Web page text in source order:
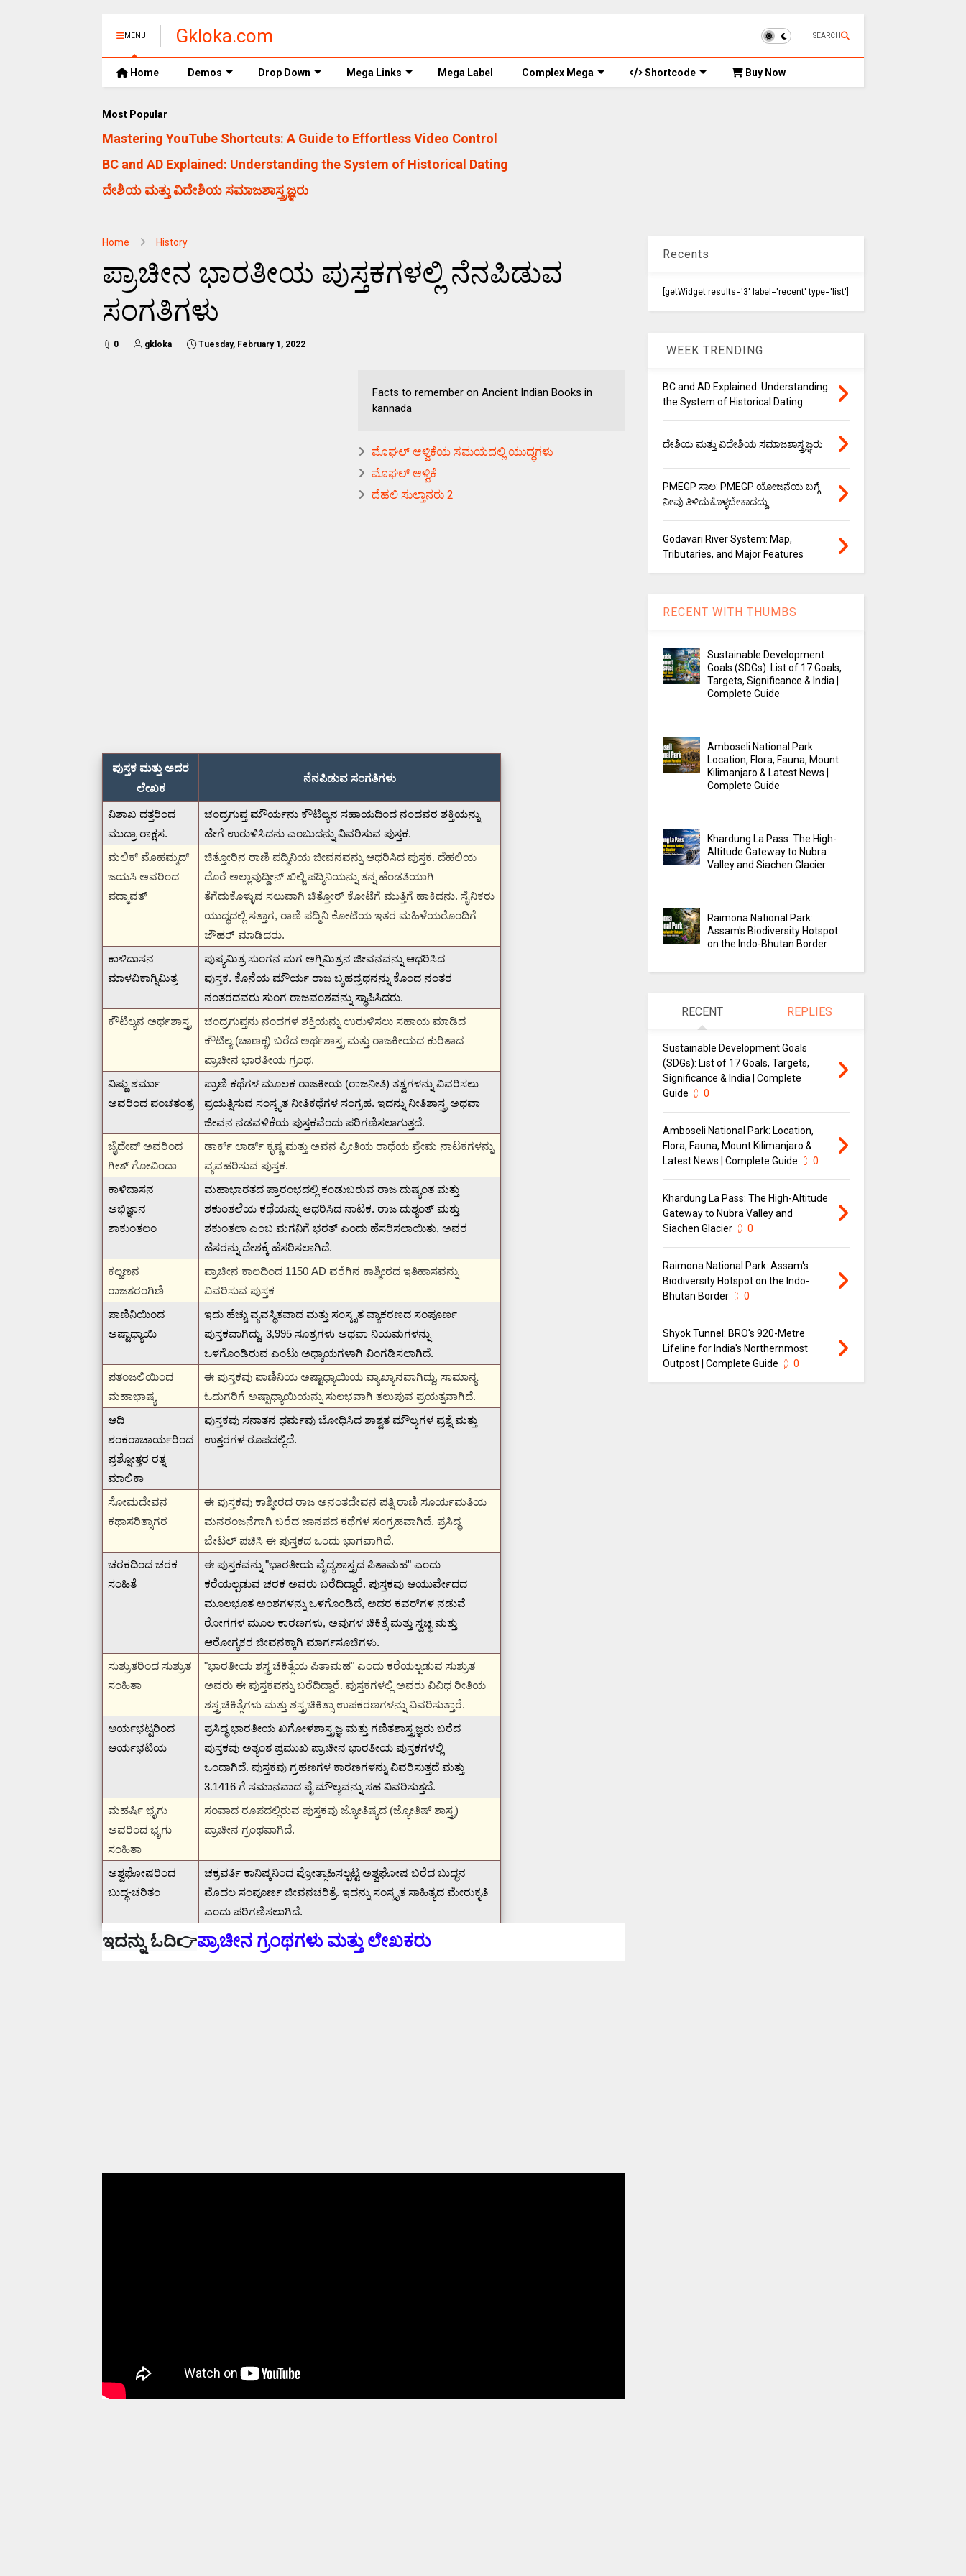
MENU Gkloka.com SEARCH
Home Demos Drop Down Mega Links Mega Label Complex Mega Shortcode Buy Now
Most Popular
Mastering YouTube Shortcuts: A Guide to Effortless Video Control
BC and AD Explained: Understanding the System of Historical Dating
ದೇಶಿಯ ಮತ್ತು ವಿದೇಶಿಯ ಸಮಾಜಶಾಸ್ತ್ರಜ್ಞರು
Home History
ಪ್ರಾಚೀನ ಭಾರತೀಯ ಪುಸ್ತಕಗಳಲ್ಲಿ ನೆನಪಿಡುವ
ಸಂಗತಿಗಳು
0 gkloka Tuesday, February 1, 2022
Facts to remember on Ancient Indian Books in
kannada
ಮೊಘಲ್ ಆಳ್ವಿಕೆಯ ಸಮಯದಲ್ಲಿ ಯುದ್ಧಗಳು
ಮೊಘಲ್ ಆಳ್ವಿಕೆ
ದೆಹಲಿ ಸುಲ್ತಾನರು 2
ಪುಸ್ತಕ ಮತ್ತು ಅದರ
ಲೇಖಕ
ನೆನಪಿಡುವ ಸಂಗತಿಗಳು
ವಿಶಾಖ ದತ್ತರಿಂದ
ಮುದ್ರಾ ರಾಕ್ಷಸ.
ಚಂದ್ರಗುಪ್ತ ಮೌರ್ಯನು ಕೌಟಿಲ್ಯನ ಸಹಾಯದಿಂದ ನಂದವರ ಶಕ್ತಿಯನ್ನು
ಹೇಗೆ ಉರುಳಿಸಿದನು ಎಂಬುದನ್ನು ವಿವರಿಸುವ ಪುಸ್ತಕ.
ಮಲಿಕ್ ಮೊಹಮ್ಮದ್
ಜಯಸಿ ಅವರಿಂದ
ಪದ್ಮಾವತ್
ಚಿತ್ತೋರಿನ ರಾಣಿ ಪದ್ಮಿನಿಯ ಜೀವನವನ್ನು ಆಧರಿಸಿದ ಪುಸ್ತಕ. ದೆಹಲಿಯ
ದೊರೆ ಅಲ್ಲಾವುದ್ದೀನ್ ಖಿಲ್ಜಿ ಪದ್ಮಿನಿಯನ್ನು ತನ್ನ ಹೆಂಡತಿಯಾಗಿ
ತೆಗೆದುಕೊಳ್ಳುವ ಸಲುವಾಗಿ ಚಿತ್ತೋರ್ ಕೋಟೆಗೆ ಮುತ್ತಿಗೆ ಹಾಕಿದನು. ಸೈನಿಕರು
ಯುದ್ಧದಲ್ಲಿ ಸತ್ತಾಗ, ರಾಣಿ ಪದ್ಮಿನಿ ಕೋಟೆಯ ಇತರ ಮಹಿಳೆಯರೊಂದಿಗೆ
ಜೌಹರ್ ಮಾಡಿದರು.
ಕಾಳಿದಾಸನ
ಮಾಳವಿಕಾಗ್ನಿಮಿತ್ರ
ಪುಷ್ಯಮಿತ್ರ ಸುಂಗನ ಮಗ ಅಗ್ನಿಮಿತ್ರನ ಜೀವನವನ್ನು ಆಧರಿಸಿದ
ಪುಸ್ತಕ. ಕೊನೆಯ ಮೌರ್ಯ ರಾಜ ಬೃಹದ್ರಥನನ್ನು ಕೊಂದ ನಂತರ
ನಂತರದವರು ಸುಂಗ ರಾಜವಂಶವನ್ನು ಸ್ಥಾಪಿಸಿದರು.
ಕೌಟಿಲ್ಯನ ಅರ್ಥಶಾಸ್ತ್ರ
ಚಂದ್ರಗುಪ್ತನು ನಂದಗಳ ಶಕ್ತಿಯನ್ನು ಉರುಳಿಸಲು ಸಹಾಯ ಮಾಡಿದ
ಕೌಟಿಲ್ಯ (ಚಾಣಕ್ಯ) ಬರೆದ ಅರ್ಥಶಾಸ್ತ್ರ ಮತ್ತು ರಾಜಕೀಯದ ಕುರಿತಾದ
ಪ್ರಾಚೀನ ಭಾರತೀಯ ಗ್ರಂಥ.
ವಿಷ್ಣು ಶರ್ಮಾ
ಅವರಿಂದ ಪಂಚತಂತ್ರ
ಪ್ರಾಣಿ ಕಥೆಗಳ ಮೂಲಕ ರಾಜಕೀಯ (ರಾಜನೀತಿ) ತತ್ವಗಳನ್ನು ವಿವರಿಸಲು
ಪ್ರಯತ್ನಿಸುವ ಸಂಸ್ಕೃತ ನೀತಿಕಥೆಗಳ ಸಂಗ್ರಹ. ಇದನ್ನು ನೀತಿಶಾಸ್ತ್ರ ಅಥವಾ
ಜೀವನ ನಡವಳಿಕೆಯ ಪುಸ್ತಕವೆಂದು ಪರಿಗಣಿಸಲಾಗುತ್ತದೆ.
ಜೈದೇವ್ ಅವರಿಂದ
ಗೀತ್ ಗೋವಿಂದಾ
ಡಾರ್ಕ್ ಲಾರ್ಡ್ ಕೃಷ್ಣ ಮತ್ತು ಅವನ ಪ್ರೀತಿಯ ರಾಧೆಯ ಪ್ರೇಮ ನಾಟಕಗಳನ್ನು
ವ್ಯವಹರಿಸುವ ಪುಸ್ತಕ.
ಕಾಳಿದಾಸನ
ಅಭಿಜ್ಞಾನ
ಶಾಕುಂತಲಂ
ಮಹಾಭಾರತದ ಪ್ರಾರಂಭದಲ್ಲಿ ಕಂಡುಬರುವ ರಾಜ ದುಷ್ಯಂತ ಮತ್ತು
ಶಕುಂತಲೆಯ ಕಥೆಯನ್ನು ಆಧರಿಸಿದ ನಾಟಕ. ರಾಜ ದುಶ್ಯಂತ್ ಮತ್ತು
ಶಕುಂತಲಾ ಎಂಬ ಮಗನಿಗೆ ಭರತ್ ಎಂದು ಹೆಸರಿಸಲಾಯಿತು, ಅವರ
ಹೆಸರನ್ನು ದೇಶಕ್ಕೆ ಹೆಸರಿಸಲಾಗಿದೆ.
ಕಲ್ಹಣನ
ರಾಜತರಂಗಿಣಿ
ಪ್ರಾಚೀನ ಕಾಲದಿಂದ 1150 AD ವರೆಗಿನ ಕಾಶ್ಮೀರದ ಇತಿಹಾಸವನ್ನು
ವಿವರಿಸುವ ಪುಸ್ತಕ
ಪಾಣಿನಿಯಿಂದ
ಅಷ್ಟಾಧ್ಯಾಯಿ
ಇದು ಹೆಚ್ಚು ವ್ಯವಸ್ಥಿತವಾದ ಮತ್ತು ಸಂಸ್ಕೃತ ವ್ಯಾಕರಣದ ಸಂಪೂರ್ಣ
ಪುಸ್ತಕವಾಗಿದ್ದು, 3,995 ಸೂತ್ರಗಳು ಅಥವಾ ನಿಯಮಗಳನ್ನು
ಒಳಗೊಂಡಿರುವ ಎಂಟು ಅಧ್ಯಾಯಗಳಾಗಿ ವಿಂಗಡಿಸಲಾಗಿದೆ.
ಪತಂಜಲಿಯಿಂದ
ಮಹಾಭಾಷ್ಯ
ಈ ಪುಸ್ತಕವು ಪಾಣಿನಿಯ ಅಷ್ಟಾಧ್ಯಾಯಿಯ ವ್ಯಾಖ್ಯಾನವಾಗಿದ್ದು, ಸಾಮಾನ್ಯ
ಓದುಗರಿಗೆ ಅಷ್ಟಾಧ್ಯಾಯಿಯನ್ನು ಸುಲಭವಾಗಿ ತಲುಪುವ ಪ್ರಯತ್ನವಾಗಿದೆ.
ಆದಿ
ಶಂಕರಾಚಾರ್ಯರಿಂದ
ಪ್ರಶ್ನೋತ್ತರ ರತ್ನ
ಮಾಲಿಕಾ
ಪುಸ್ತಕವು ಸನಾತನ ಧರ್ಮವು ಬೋಧಿಸಿದ ಶಾಶ್ವತ ಮೌಲ್ಯಗಳ ಪ್ರಶ್ನೆ ಮತ್ತು
ಉತ್ತರಗಳ ರೂಪದಲ್ಲಿದೆ.
ಸೋಮದೇವನ
ಕಥಾಸರಿತ್ಸಾಗರ
ಈ ಪುಸ್ತಕವು ಕಾಶ್ಮೀರದ ರಾಜ ಅನಂತದೇವನ ಪತ್ನಿ ರಾಣಿ ಸೂರ್ಯಮತಿಯ
ಮನರಂಜನೆಗಾಗಿ ಬರೆದ ಜಾನಪದ ಕಥೆಗಳ ಸಂಗ್ರಹವಾಗಿದೆ. ಪ್ರಸಿದ್ಧ
ಬೇಟಲ್ ಪಚಿಸಿ ಈ ಪುಸ್ತಕದ ಒಂದು ಭಾಗವಾಗಿದೆ.
ಚರಕದಿಂದ ಚರಕ
ಸಂಹಿತೆ
ಈ ಪುಸ್ತಕವನ್ನು "ಭಾರತೀಯ ವೈದ್ಯಶಾಸ್ತ್ರದ ಪಿತಾಮಹ" ಎಂದು
ಕರೆಯಲ್ಪಡುವ ಚರಕ ಅವರು ಬರೆದಿದ್ದಾರೆ. ಪುಸ್ತಕವು ಆಯುರ್ವೇದದ
ಮೂಲಭೂತ ಅಂಶಗಳನ್ನು ಒಳಗೊಂಡಿದೆ, ಅದರ ಕವರ್‌ಗಳ ನಡುವೆ
ರೋಗಗಳ ಮೂಲ ಕಾರಣಗಳು, ಅವುಗಳ ಚಿಕಿತ್ಸೆ ಮತ್ತು ಸ್ವಚ್ಛ ಮತ್ತು
ಆರೋಗ್ಯಕರ ಜೀವನಕ್ಕಾಗಿ ಮಾರ್ಗಸೂಚಿಗಳು.
ಸುಶ್ರುತರಿಂದ ಸುಶ್ರುತ
ಸಂಹಿತಾ
"ಭಾರತೀಯ ಶಸ್ತ್ರಚಿಕಿತ್ಸೆಯ ಪಿತಾಮಹ" ಎಂದು ಕರೆಯಲ್ಪಡುವ ಸುಶ್ರುತ
ಅವರು ಈ ಪುಸ್ತಕವನ್ನು ಬರೆದಿದ್ದಾರೆ. ಪುಸ್ತಕಗಳಲ್ಲಿ ಅವರು ವಿವಿಧ ರೀತಿಯ
ಶಸ್ತ್ರಚಿಕಿತ್ಸೆಗಳು ಮತ್ತು ಶಸ್ತ್ರಚಿಕಿತ್ಸಾ ಉಪಕರಣಗಳನ್ನು ವಿವರಿಸುತ್ತಾರೆ.
ಆರ್ಯಭಟ್ಟರಿಂದ
ಆರ್ಯಭಟಿಯ
ಪ್ರಸಿದ್ಧ ಭಾರತೀಯ ಖಗೋಳಶಾಸ್ತ್ರಜ್ಞ ಮತ್ತು ಗಣಿತಶಾಸ್ತ್ರಜ್ಞರು ಬರೆದ
ಪುಸ್ತಕವು ಅತ್ಯಂತ ಪ್ರಮುಖ ಪ್ರಾಚೀನ ಭಾರತೀಯ ಪುಸ್ತಕಗಳಲ್ಲಿ
ಒಂದಾಗಿದೆ. ಪುಸ್ತಕವು ಗ್ರಹಣಗಳ ಕಾರಣಗಳನ್ನು ವಿವರಿಸುತ್ತದೆ ಮತ್ತು
3.1416 ಗೆ ಸಮಾನವಾದ ಪೈ ಮೌಲ್ಯವನ್ನು ಸಹ ವಿವರಿಸುತ್ತದೆ.
ಮಹರ್ಷಿ ಭೃಗು
ಅವರಿಂದ ಭೃಗು
ಸಂಹಿತಾ
ಸಂವಾದ ರೂಪದಲ್ಲಿರುವ ಪುಸ್ತಕವು ಜ್ಯೋತಿಷ್ಯದ (ಜ್ಯೋತಿಷ್ ಶಾಸ್ತ್ರ)
ಪ್ರಾಚೀನ ಗ್ರಂಥವಾಗಿದೆ.
ಅಶ್ವಘೋಷರಿಂದ
ಬುದ್ಧ-ಚರಿತಂ
ಚಕ್ರವರ್ತಿ ಕಾನಿಷ್ಕನಿಂದ ಪ್ರೋತ್ಸಾಹಿಸಲ್ಪಟ್ಟ ಅಶ್ವಘೋಷ ಬರೆದ ಬುದ್ಧನ
ಮೊದಲ ಸಂಪೂರ್ಣ ಜೀವನಚರಿತ್ರೆ. ಇದನ್ನು ಸಂಸ್ಕೃತ ಸಾಹಿತ್ಯದ ಮೇರುಕೃತಿ
ಎಂದು ಪರಿಗಣಿಸಲಾಗಿದೆ.
ಇದನ್ನು ಓದಿ👉ಪ್ರಾಚೀನ ಗ್ರಂಥಗಳು ಮತ್ತು ಲೇಖಕರು
Recents
[getWidget results='3' label='recent' type='list']
WEEK TRENDING
BC and AD Explained: Understanding
the System of Historical Dating
ದೇಶಿಯ ಮತ್ತು ವಿದೇಶಿಯ ಸಮಾಜಶಾಸ್ತ್ರಜ್ಞರು
PMEGP ಸಾಲ: PMEGP ಯೋಜನೆಯ ಬಗ್ಗೆ
ನೀವು ತಿಳಿದುಕೊಳ್ಳಬೇಕಾದದ್ದು.
Godavari River System: Map,
Tributaries, and Major Features
RECENT WITH THUMBS
Sustainable Development
Goals (SDGs): List of 17 Goals,
Targets, Significance & India |
Complete Guide
Amboseli National Park:
Location, Flora, Fauna, Mount
Kilimanjaro & Latest News |
Complete Guide
Khardung La Pass: The High-
Altitude Gateway to Nubra
Valley and Siachen Glacier
Raimona National Park:
Assam's Biodiversity Hotspot
on the Indo-Bhutan Border
RECENT REPLIES
Sustainable Development Goals
(SDGs): List of 17 Goals, Targets,
Significance & India | Complete
Guide
0
Amboseli National Park: Location,
Flora, Fauna, Mount Kilimanjaro &
Latest News | Complete Guide
0
Khardung La Pass: The High-Altitude
Gateway to Nubra Valley and
Siachen Glacier
0
Raimona National Park: Assam's
Biodiversity Hotspot on the Indo-
Bhutan Border
0
Shyok Tunnel: BRO's 920-Metre
Lifeline for India's Northernmost
Outpost | Complete Guide
0